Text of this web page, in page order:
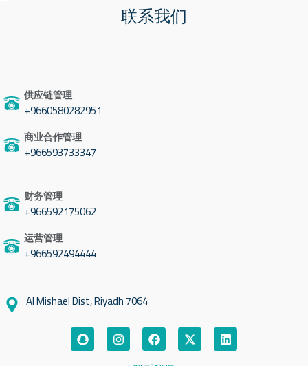
联系我们
供应链管理
9660580282951+
商业合作管理
966593733347+
财务管理
966592175062+
运营管理
966592494444+